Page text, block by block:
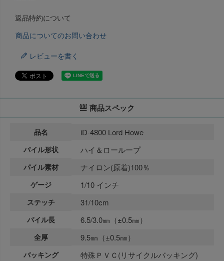
返品特約について
商品についてのお問い合わせ
レビューを書く
商品スペック
品名 iD-4800 Lord Howe
パイル形状 ハイ＆ローループ
パイル素材 ナイロン(原着)100％
ゲージ 1/10 インチ
ステッチ 31/10cm
パイル長 6.5/3.0㎜（±0.5㎜）
全厚 9.5㎜（±0.5㎜）
バッキング 特殊ＰＶＣ(リサイクルバッキング)